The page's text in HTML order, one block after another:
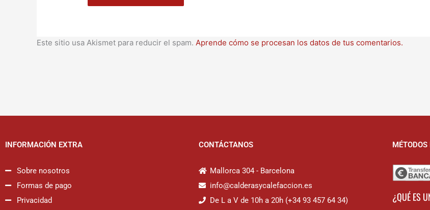
Este sitio usa Akismet para reducir el spam. Aprende cómo se procesan los datos de tus comentarios.
INFORMACIÓN EXTRA
Sobre nosotros
Formas de pago
Privacidad
CONTÁCTANOS
Mallorca 304 - Barcelona
info@calderasycalefaccion.es
De L a V de 10h a 20h (+34 93 457 64 34)
MÉTODOS
¿QUÉ ES